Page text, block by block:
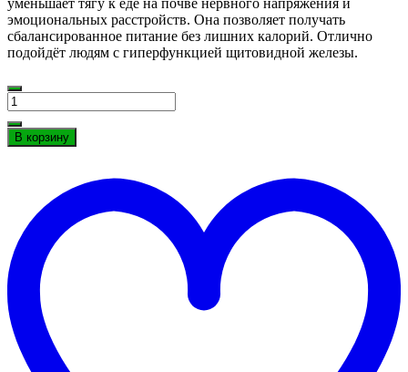
эмоциональных расстройств. Она позволяет получать
сбалансированное питание без лишних калорий. Отлично
подойдёт людям с гиперфункцией щитовидной железы.
Количество
Спирулина
Плюс
(Spirulina
капсул
В корзину